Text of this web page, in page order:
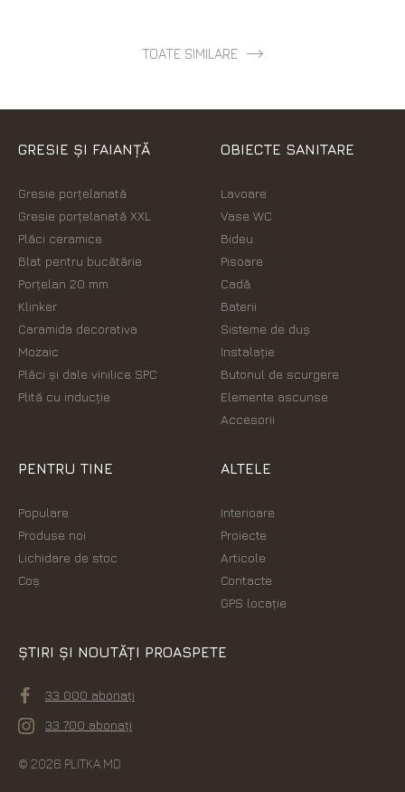
TOATE SIMILARE
GRESIE ȘI FAIANȚĂ
Gresie porțelanată
Gresie porțelanată XXL
Plăci ceramice
Blat pentru bucătărie
Porțelan 20 mm
Klinker
Caramida decorativa
Mozaic
Plăci şi dale vinilice SPC
Plită cu inducție
OBIECTE SANITARE
Lavoare
Vase WC
Bideu
Pisoare
Cadă
Baterii
Sisteme de duș
Instalație
Butonul de scurgere
Elemente ascunse
Accesorii
PENTRU TINE
Populare
Produse noi
Lichidare de stoc
Coș
ALTELE
Interioare
Proiecte
Articole
Contacte
GPS locație
ȘTIRI ȘI NOUTĂȚI PROASPETE
33 000 abonați
33 700 abonați
© 2026 PLITKA.MD